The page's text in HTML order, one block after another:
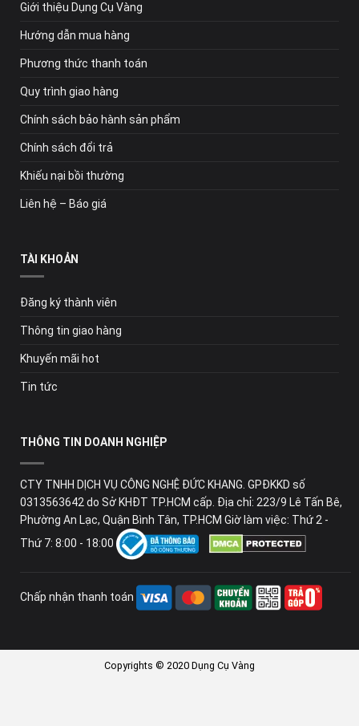
Giới thiệu Dụng Cụ Vàng
Hướng dẫn mua hàng
Phương thức thanh toán
Quy trình giao hàng
Chính sách bảo hành sản phẩm
Chính sách đổi trả
Khiếu nại bồi thường
Liên hệ – Báo giá
TÀI KHOẢN
Đăng ký thành viên
Thông tin giao hàng
Khuyến mãi hot
Tin tức
THÔNG TIN DOANH NGHIỆP
CTY TNHH DỊCH VỤ CÔNG NGHỆ ĐỨC KHANG. GPĐKKD số
0313563642 do Sở KHĐT TP.HCM cấp. Địa chỉ: 223/9 Lê Tấn Bê,
Phường An Lạc, Quận Bình Tân, TP.HCM Giờ làm việc: Thứ 2 -
Thứ 7: 8:00 - 18:00
Chấp nhận thanh toán
Copyrights © 2020 Dụng Cụ Vàng